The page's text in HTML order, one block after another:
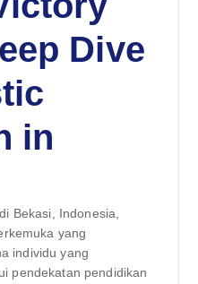
Dive
in
Bekasi, Indonesia,
yang
individu yang
pendekatan pendidikan